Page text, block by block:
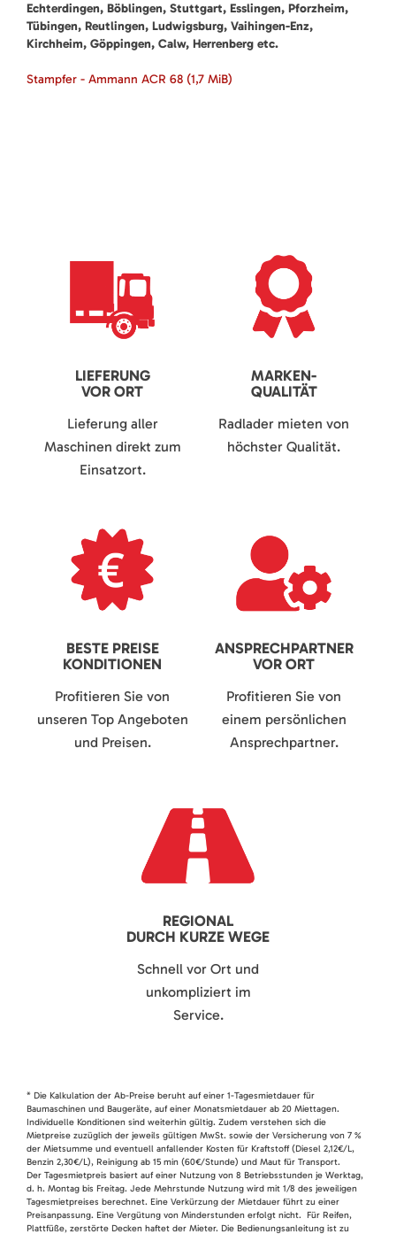
Echterdingen, Böblingen, Stuttgart, Esslingen, Pforzheim,
Tübingen, Reutlingen, Ludwigsburg, Vaihingen-Enz,
Kirchheim, Göppingen, Calw, Herrenberg etc.
Stampfer - Ammann ACR 68 (1,7 MiB)
LIEFERUNG
VOR ORT
Lieferung aller
Maschinen direkt zum
Einsatzort.
MARKEN-
QUALITÄT
Radlader mieten von
höchster Qualität.
BESTE PREISE
KONDITIONEN
Profitieren Sie von
unseren Top Angeboten
und Preisen.
ANSPRECHPARTNER
VOR ORT
Profitieren Sie von
einem persönlichen
Ansprechpartner.
REGIONAL
DURCH KURZE WEGE
Schnell vor Ort und
unkompliziert im
Service.
* Die Kalkulation der Ab-Preise beruht auf einer 1-Tagesmietdauer für
Baumaschinen und Baugeräte, auf einer Monatsmietdauer ab 20 Miettagen.
Individuelle Konditionen sind weiterhin gültig. Zudem verstehen sich die
Mietpreise zuzüglich der jeweils gültigen MwSt. sowie der Versicherung von 7 %
der Mietsumme und eventuell anfallender Kosten für Kraftstoff (Diesel 2,12€/L,
Benzin 2,30€/L), Reinigung ab 15 min (60€/Stunde) und Maut für Transport.
Der Tagesmietpreis basiert auf einer Nutzung von 8 Betriebsstunden je Werktag,
d. h. Montag bis Freitag. Jede Mehrstunde Nutzung wird mit 1/8 des jeweiligen
Tagesmietpreises berechnet. Eine Verkürzung der Mietdauer führt zu einer
Preisanpassung. Eine Vergütung von Minderstunden erfolgt nicht. Für Reifen,
Plattfüße, zerstörte Decken haftet der Mieter. Die Bedienungsanleitung ist zu